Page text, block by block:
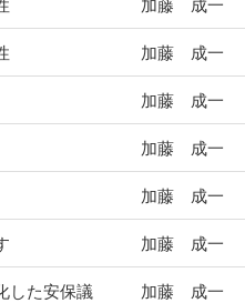
加藤 成一
加藤 成一
加藤 成一
加藤 成一
加藤 成一
加藤 成一
した安保議
加藤 成一